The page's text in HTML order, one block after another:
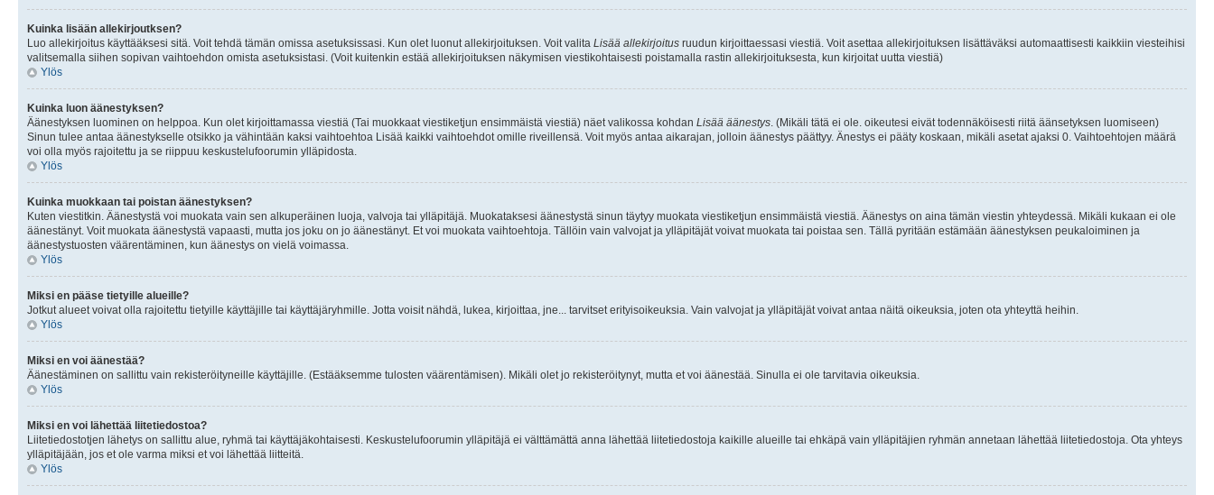
Kuinka lisään allekirjoutksen?
Luo allekirjoitus käyttääksesi sitä. Voit tehdä tämän omissa asetuksissasi. Kun olet luonut allekirjoituksen. Voit valita Lisää allekirjoitus ruudun kirjoittaessasi viestiä. Voit asettaa allekirjoituksen lisättäväksi automaattisesti kaikkiin viesteihisi
valitsemalla siihen sopivan vaihtoehdon omista asetuksistasi. (Voit kuitenkin estää allekirjoituksen näkymisen viestikohtaisesti poistamalla rastin allekirjoituksesta, kun kirjoitat uutta viestiä)
Ylös
Kuinka luon äänestyksen?
Äänestyksen luominen on helppoa. Kun olet kirjoittamassa viestiä (Tai muokkaat viestiketjun ensimmäistä viestiä) näet valikossa kohdan Lisää äänestys . (Mikäli tätä ei ole. oikeutesi eivät todennäköisesti riitä äänsetyksen luomiseen)
Sinun tulee antaa äänestykselle otsikko ja vähintään kaksi vaihtoehtoa Lisää kaikki vaihtoehdot omille riveillensä. Voit myös antaa aikarajan, jolloin äänestys päättyy. Änestys ei pääty koskaan, mikäli asetat ajaksi 0. Vaihtoehtojen määrä
voi olla myös rajoitettu ja se riippuu keskustelufoorumin ylläpidosta.
Ylös
Kuinka muokkaan tai poistan äänestyksen?
Kuten viestitkin. Äänestystä voi muokata vain sen alkuperäinen luoja, valvoja tai ylläpitäjä. Muokataksesi äänestystä sinun täytyy muokata viestiketjun ensimmäistä viestiä. Äänestys on aina tämän viestin yhteydessä. Mikäli kukaan ei ole
äänestänyt. Voit muokata äänestystä vapaasti, mutta jos joku on jo äänestänyt. Et voi muokata vaihtoehtoja. Tällöin vain valvojat ja ylläpitäjät voivat muokata tai poistaa sen. Tällä pyritään estämään äänestyksen peukaloiminen ja
äänestystuosten väärentäminen, kun äänestys on vielä voimassa.
Ylös
Miksi en pääse tietyille alueille?
Jotkut alueet voivat olla rajoitettu tietyille käyttäjille tai käyttäjäryhmille. Jotta voisit nähdä, lukea, kirjoittaa, jne... tarvitset erityisoikeuksia. Vain valvojat ja ylläpitäjät voivat antaa näitä oikeuksia, joten ota yhteyttä heihin.
Ylös
Miksi en voi äänestää?
Äänestäminen on sallittu vain rekisteröityneille käyttäjille. (Estääksemme tulosten väärentämisen). Mikäli olet jo rekisteröitynyt, mutta et voi äänestää. Sinulla ei ole tarvitavia oikeuksia.
Ylös
Miksi en voi lähettää liitetiedostoa?
Liitetiedostotjen lähetys on sallittu alue, ryhmä tai käyttäjäkohtaisesti. Keskustelufoorumin ylläpitäjä ei välttämättä anna lähettää liitetiedostoja kaikille alueille tai ehkäpä vain ylläpitäjien ryhmän annetaan lähettää liitetiedostoja. Ota yhteys
ylläpitäjään, jos et ole varma miksi et voi lähettää liitteitä.
Ylös